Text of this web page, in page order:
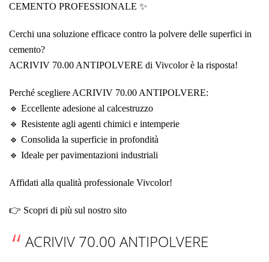
CEMENTO PROFESSIONALE ✨
Cerchi una soluzione efficace contro la polvere delle superfici in
cemento?
ACRIVIV 70.00 ANTIPOLVERE di Vivcolor è la risposta!
Perché scegliere ACRIVIV 70.00 ANTIPOLVERE:
🔹 Eccellente adesione al calcestruzzo
🔹 Resistente agli agenti chimici e intemperie
🔹 Consolida la superficie in profondità
🔹 Ideale per pavimentazioni industriali
Affidati alla qualità professionale Vivcolor!
👉 Scopri di più sul nostro sito
ACRIVIV 70.00 ANTIPOLVERE